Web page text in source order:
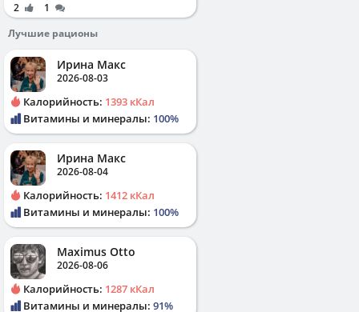
2
1
Лучшие рационы
Ирина Макс
2026-08-03
Калорийность: 1393 кКал
Витамины и минералы: 100%
Ирина Макс
2026-08-04
Калорийность: 1412 кКал
Витамины и минералы: 100%
Maximus Otto
2026-08-06
Калорийность: 1287 кКал
Витамины и минералы: 91%